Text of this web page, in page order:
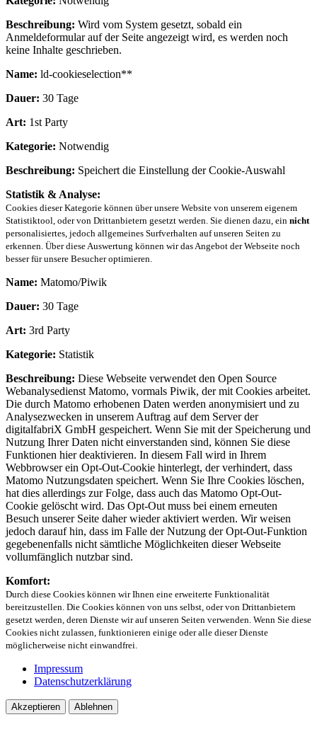
Beschreibung: Wird vom System gesetzt, sobald ein
Anmeldeformular auf der Seite angezeigt wird, es werden noch
keine Inhalte geschrieben.
Name: ld-cookieselection**
Dauer: 30 Tage
Art: 1st Party
Kategorie: Notwendig
Beschreibung: Speichert die Einstellung der Cookie-Auswahl
Statistik & Analyse:
Cookies dieser Kategorie können über unsere Website von unserem eigenem
Statistiktool, oder von Drittanbietern gesetzt werden. Sie dienen dazu, ein nicht
personalisiertes, jedoch allgemeines Surfverhalten auf unseren Seiten zu
erkennen. Über diese Auswertung können wir das Angebot der Webseite noch
besser für unsere Besucher optimieren.
Name: Matomo/Piwik
Dauer: 30 Tage
Art: 3rd Party
Kategorie: Statistik
Beschreibung: Diese Webseite verwendet den Open Source
Webanalysedienst Matomo, vormals Piwik, der mit Cookies arbeitet.
Die durch Matomo erhobenen Daten werden anonymisiert und zu
Analysezwecken in unserem Auftrag auf dem Server der
digitalfabriX GmbH gespeichert. Wenn Sie mit der Speicherung und
Nutzung Ihrer Daten nicht einverstanden sind, können Sie diese
Funktionen hier deaktivieren. In diesem Fall wird in Ihrem
Webbrowser ein Opt-Out-Cookie hinterlegt, der verhindert, dass
Matomo Nutzungsdaten speichert. Wenn Sie Ihre Cookies löschen,
hat dies allerdings zur Folge, dass auch das Matomo Opt-Out-
Cookie gelöscht wird. Das Opt-Out muss bei einem erneuten
Besuch unserer Seite daher wieder aktiviert werden. Wir weisen
jedoch darauf hin, dass im Falle der Nutzung der Opt-Out-Funktion
gegebenenfalls nicht sämtliche Möglichkeiten dieser Webseite
vollumfänglich nutzbar sind.
Komfort:
Durch diese Cookies können wir Ihnen eine erweiterte Funktionalität
bereitzustellen. Die Cookies können von uns selbst, oder von Drittanbietern
gesetzt werden, deren Dienste wir auf unseren Seiten verwenden. Wenn Sie diese
Cookies nicht zulassen, funktionieren einige oder alle dieser Dienste
möglicherweise nicht einwandfrei.
Impressum
Datenschutzerklärung
Akzeptieren Ablehnen